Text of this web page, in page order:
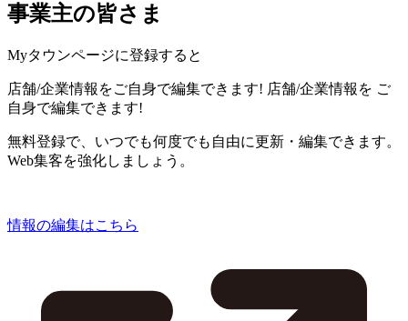
事業主の皆さま
Myタウンページに登録すると
店舗/企業情報をご自身で編集できます! 店舗/企業情報を ご
自身で編集できます!
無料登録で、いつでも何度でも自由に更新・編集できます。
Web集客を強化しましょう。
情報の編集はこちら